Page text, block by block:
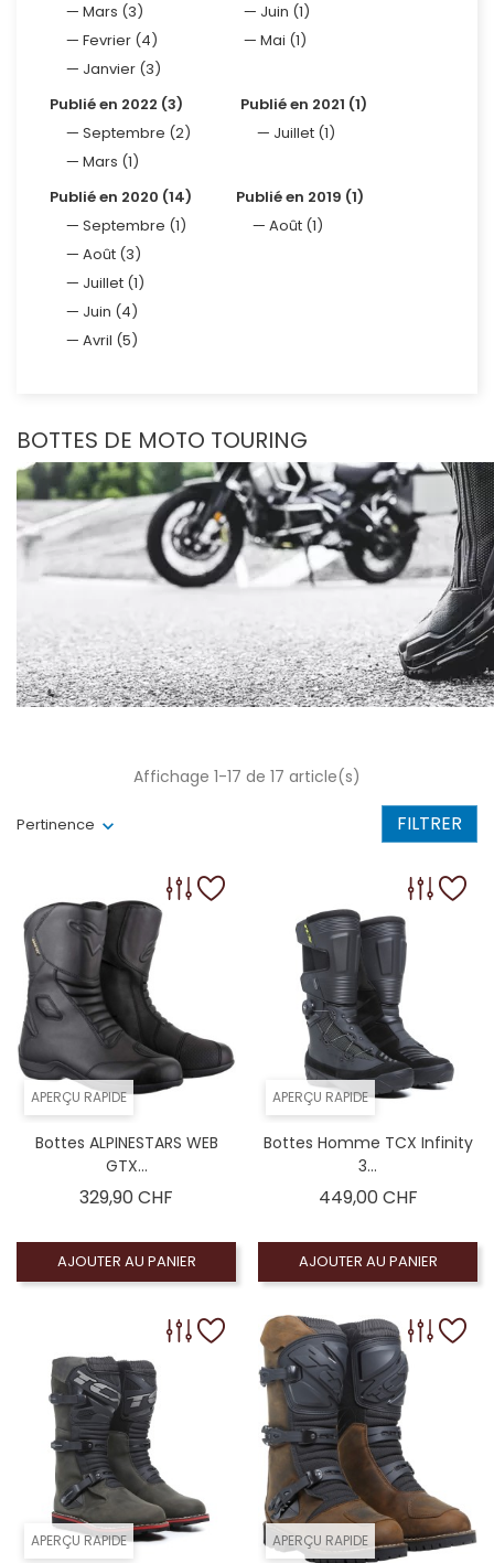
Mars (3)
Fevrier (4)
Janvier (3)
Juin (1)
Mai (1)
Publié en 2022 (3)
Septembre (2)
Mars (1)
Publié en 2021 (1)
Juillet (1)
Publié en 2020 (14)
Septembre (1)
Août (3)
Juillet (1)
Juin (4)
Avril (5)
Publié en 2019 (1)
Août (1)
BOTTES DE MOTO TOURING
Pertinence FILTRER
Affichage 1-17 de 17 article(s)
APERÇU RAPIDE
Bottes ALPINESTARS WEB
GTX...
329,90 CHF
AJOUTER AU PANIER
APERÇU RAPIDE
Bottes Homme TCX Infinity
3...
449,00 CHFPrix
AJOUTER AU PANIER
APERÇU RAPIDE APERÇU RAPIDE